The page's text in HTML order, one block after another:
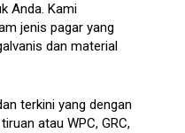
Anda. Kami
jenis pagar yang
dan material
terkini yang dengan
atau WPC, GRC,